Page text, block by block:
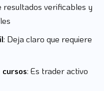
resultados verificables y
: Deja claro que requiere
: Es trader activo